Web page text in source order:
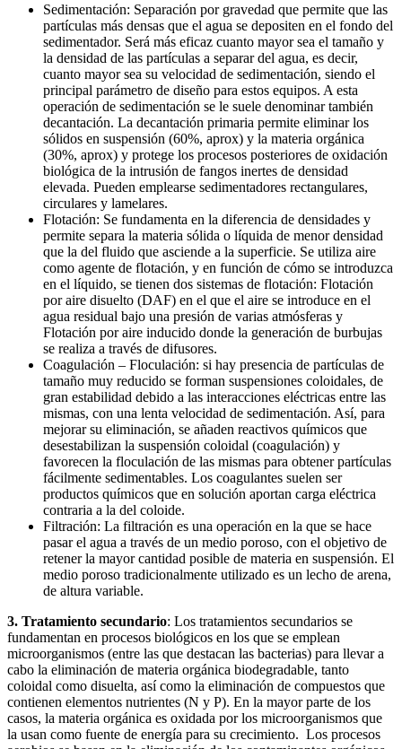
Sedimentación: Separación por gravedad que permite que las
partículas más densas que el agua se depositen en el fondo del
sedimentador. Será más eficaz cuanto mayor sea el tamaño y
la densidad de las partículas a separar del agua, es decir,
cuanto mayor sea su velocidad de sedimentación, siendo el
principal parámetro de diseño para estos equipos. A esta
operación de sedimentación se le suele denominar también
decantación. La decantación primaria permite eliminar los
sólidos en suspensión (60%, aprox) y la materia orgánica
(30%, aprox) y protege los procesos posteriores de oxidación
biológica de la intrusión de fangos inertes de densidad
elevada. Pueden emplearse sedimentadores rectangulares,
circulares y lamelares.
Flotación: Se fundamenta en la diferencia de densidades y
permite separa la materia sólida o líquida de menor densidad
que la del fluido que asciende a la superficie. Se utiliza aire
como agente de flotación, y en función de cómo se introduzca
en el líquido, se tienen dos sistemas de flotación: Flotación
por aire disuelto (DAF) en el que el aire se introduce en el
agua residual bajo una presión de varias atmósferas y
Flotación por aire inducido donde la generación de burbujas
se realiza a través de difusores.
Coagulación – Floculación: si hay presencia de partículas de
tamaño muy reducido se forman suspensiones coloidales, de
gran estabilidad debido a las interacciones eléctricas entre las
mismas, con una lenta velocidad de sedimentación. Así, para
mejorar su eliminación, se añaden reactivos químicos que
desestabilizan la suspensión coloidal (coagulación) y
favorecen la floculación de las mismas para obtener partículas
fácilmente sedimentables. Los coagulantes suelen ser
productos químicos que en solución aportan carga eléctrica
contraria a la del coloide.
Filtración: La filtración es una operación en la que se hace
pasar el agua a través de un medio poroso, con el objetivo de
retener la mayor cantidad posible de materia en suspensión. El
medio poroso tradicionalmente utilizado es un lecho de arena,
de altura variable.
3. Tratamiento secundario: Los tratamientos secundarios se
fundamentan en procesos biológicos en los que se emplean
microorganismos (entre las que destacan las bacterias) para llevar a
cabo la eliminación de materia orgánica biodegradable, tanto
coloidal como disuelta, así como la eliminación de compuestos que
contienen elementos nutrientes (N y P). En la mayor parte de los
casos, la materia orgánica es oxidada por los microorganismos que
la usan como fuente de energía para su crecimiento. Los procesos